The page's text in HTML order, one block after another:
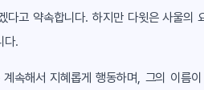
고 약속합니다. 하지만 다윗은 사울의
다.
속해서 지혜롭게 행동하며, 그의 이름